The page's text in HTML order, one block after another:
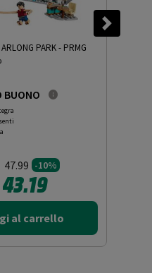
PARK- PRMG
BUONO
47.99 -10%
43.19
al carrello